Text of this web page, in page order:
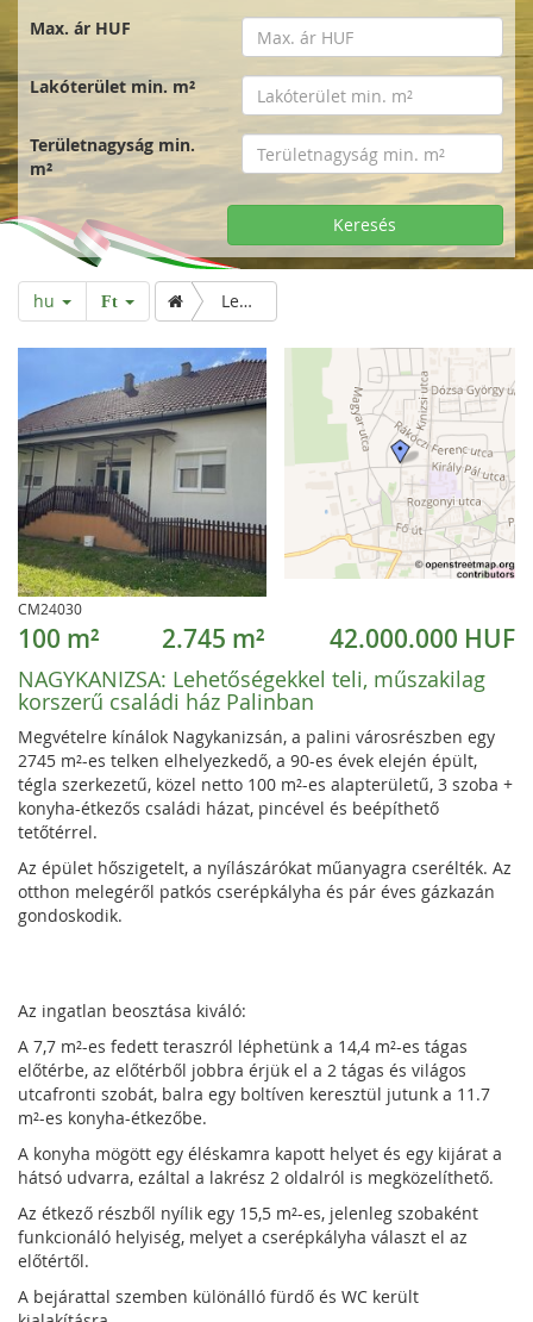
Max. ár HUF
Lakóterület min. m²
Területnagyság min.
m²
Keresés
hu Ft Lehetőségekkel teli, műszakilag korszerű családi ház Palinban
CM24030
100 m² 2.745 m² 42.000.000 HUF
NAGYKANIZSA: Lehetőségekkel teli, műszakilag
korszerű családi ház Palinban
Megvételre kínálok Nagykanizsán, a palini városrészben egy
2745 m²-es telken elhelyezkedő, a 90-es évek elején épült,
tégla szerkezetű, közel netto 100 m²-es alapterületű, 3 szoba +
konyha-étkezős családi házat, pincével és beépíthető
tetőtérrel.
Az épület hőszigetelt, a nyílászárókat műanyagra cserélték. Az
otthon melegéről patkós cserépkályha és pár éves gázkazán
gondoskodik.
Az ingatlan beosztása kiváló:
A 7,7 m²-es fedett teraszról léphetünk a 14,4 m²-es tágas
előtérbe, az előtérből jobbra érjük el a 2 tágas és világos
utcafronti szobát, balra egy boltíven keresztül jutunk a 11.7
m²-es konyha-étkezőbe.
A konyha mögött egy éléskamra kapott helyet és egy kijárat a
hátsó udvarra, ezáltal a lakrész 2 oldalról is megközelíthető.
Az étkező részből nyílik egy 15,5 m²-es, jelenleg szobaként
funkcionáló helyiség, melyet a cserépkályha választ el az
előtértől.
A bejárattal szemben különálló fürdő és WC került